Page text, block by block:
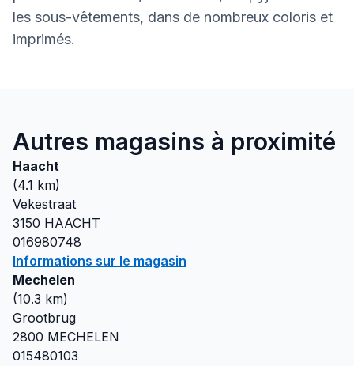
les sous-vêtements, dans de nombreux coloris et
imprimés.
Autres magasins à proximité
Haacht
(4.1 km)
Vekestraat
3150 HAACHT
016980748
Informations sur le magasin
Mechelen
(10.3 km)
Grootbrug
2800 MECHELEN
015480103